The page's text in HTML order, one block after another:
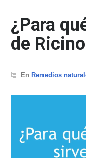
¿Para
de
En Remedios